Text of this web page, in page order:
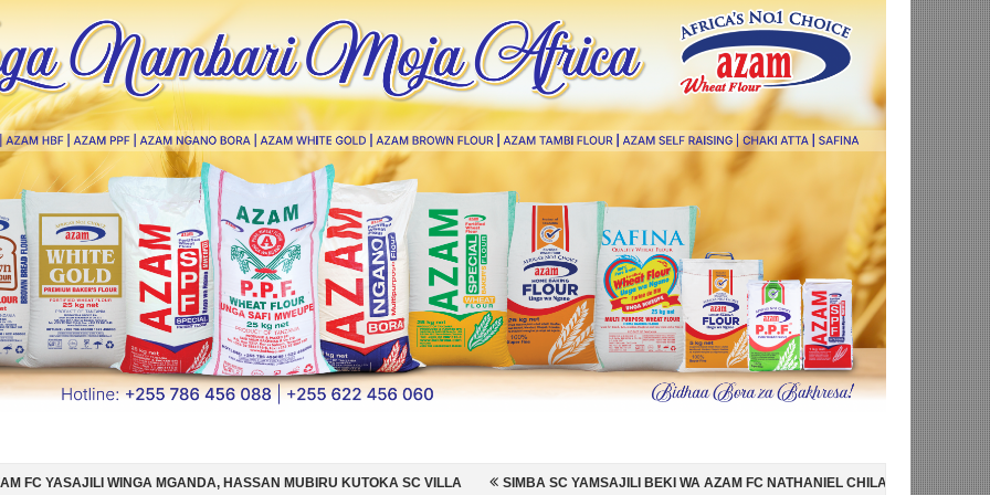
HASSAN MUBIRU KUTOKA SC VILLA SIMBA SC YAMSAJILI BEKI WA AZAM FC NATHANIEL CHILAMBO NI HISPANIA MABINGWA